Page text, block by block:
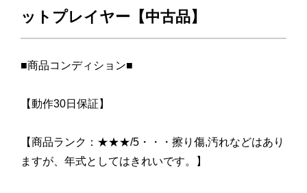
ットプレイヤー【中古品】
■商品コンディション■
【動作30日保証】
【商品ランク：★★★/5・・・擦り傷,汚れなどはあり
ますが、年式としてはきれいです。】